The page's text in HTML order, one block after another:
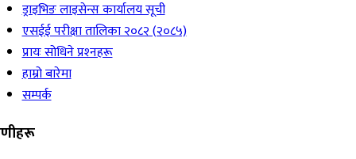
ड्राइभिङ लाइसेन्स कार्यालय सूची
एसईई परीक्षा तालिका २०८२ (२०८५)
प्रायः सोधिने प्रश्‍नहरू
हाम्रो बारेमा
सम्पर्क